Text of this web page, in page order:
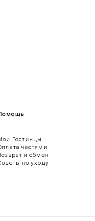
Гостинцы
частями
и обмен
по уходу